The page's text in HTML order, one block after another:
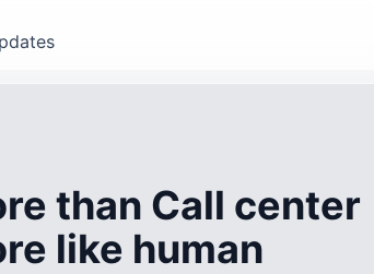
than Call center
like human